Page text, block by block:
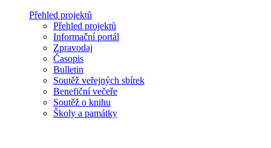
Přehled projektů
Přehled projektů
Informační portál
Zpravodaj
Časopis
Bulletin
Soutěž veřejných sbírek
Benefiční večeře
Soutěž o knihu
Školy a památky